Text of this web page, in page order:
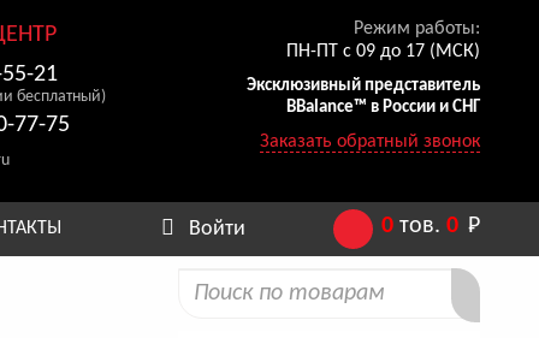
21
бесплатный)
77-75
Режим работы:
ПН-ПТ с 09 до 17 (МСК)
Эксклюзивный представитель
BBalance™ в России и СНГ
Заказать обратный звонок
Войти 0 тов.0 Р